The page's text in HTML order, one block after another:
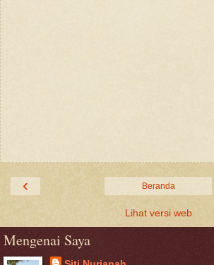
‹ Beranda
Lihat versi web
Mengenai Saya